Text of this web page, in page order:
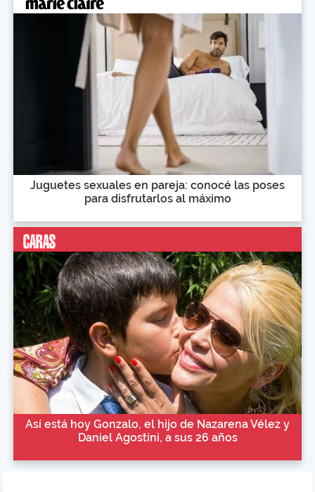
Juguetes sexuales en pareja: conocé las poses
para disfrutarlos al máximo
Así está hoy Gonzalo, el hijo de Nazarena Vélez y
Daniel Agostini, a sus 26 años